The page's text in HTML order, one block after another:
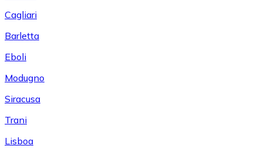
Cagliari
Barletta
Eboli
Modugno
Siracusa
Trani
Lisboa